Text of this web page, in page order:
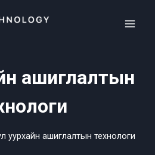
ашиглалтын
уурхайн ашиглалтын технологи